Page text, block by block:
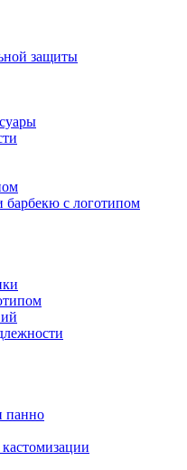
защиты
с логотипом
панно